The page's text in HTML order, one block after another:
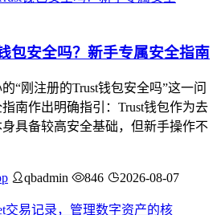
包安全吗？新手专属安全指南
“刚注册的Trust钱包安全吗”这一问
南作出明确指引：Trust钱包作为去
具备较高安全基础，但新手操作不
qbadmin 846 2026-08-07